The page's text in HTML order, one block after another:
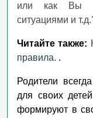
или как Вы
ситуациями и
Читайте также:
правила. .
Родители
для своих
формируют в